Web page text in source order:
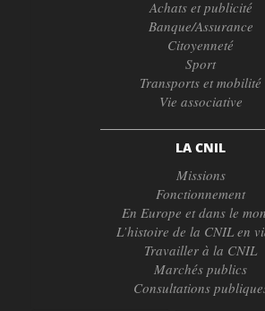
Achats et publicité
Banque/Assurance
Citoyenneté
Sport
Transports et mobilité
Vie associative
LA CNIL
Missions
Fonctionnement
En Europe et dans le
L’histoire de la CNIL en
Travailler à la CNIL
Marchés publics
Consultations